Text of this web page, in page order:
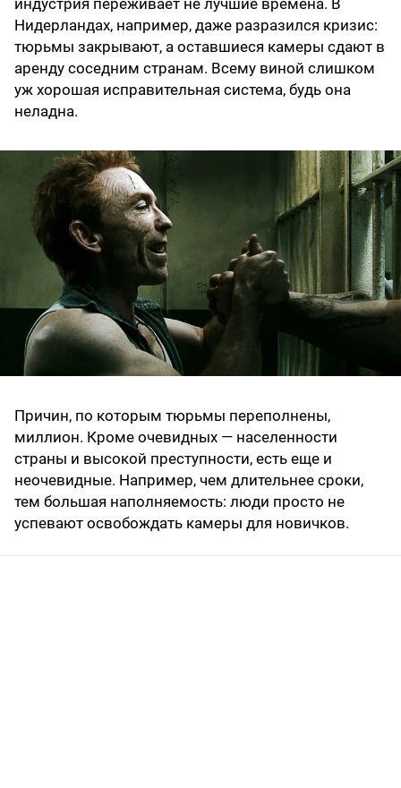
индустрия переживает не лучшие времена. В
Нидерландах, например, даже разразился кризис:
тюрьмы закрывают, а оставшиеся камеры сдают в
аренду соседним странам. Всему виной слишком
уж хорошая исправительная система, будь она
неладна.
Причин, по которым тюрьмы переполнены,
миллион. Кроме очевидных — населенности
страны и высокой преступности, есть еще и
неочевидные. Например, чем длительнее сроки,
тем большая наполняемость: люди просто не
успевают освобождать камеры для новичков.